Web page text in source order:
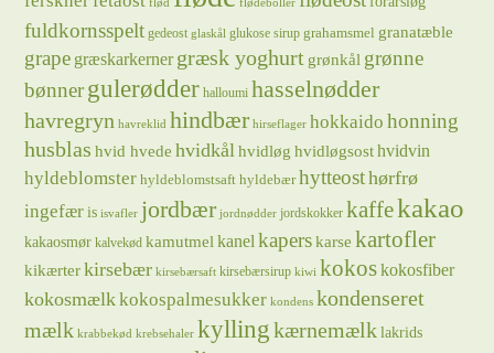
flød flødeboller
fuldkornsspelt gedeost glaskål glukose sirup grahamsmel granatæble
grape græskarkernergræsk yoghurt grønkål grønne
bønnergulerødder halloumi hasselnødder
havregryn havreklid hindbær hirseflager hokkaido honning
husblas hvid hvede hvidkålhvidløg hvidløgsost hvidvin
hyldeblomster hyldeblomstsaft hyldebær hytteosthørfrø
ingefær is isvafler jordbær jordnødder jordskokker kaffekakao
kakaosmør kalvekød kamutmel kanelkaperskarse kartofler
kikærterkirsebær kirsebærsaft kirsebærsirup kiwi kokoskokosfiber
kokosmælkkokospalmesukker kondens kondenseret
mælk krabbekød krebsehaler kylling kærnemælk lakrids